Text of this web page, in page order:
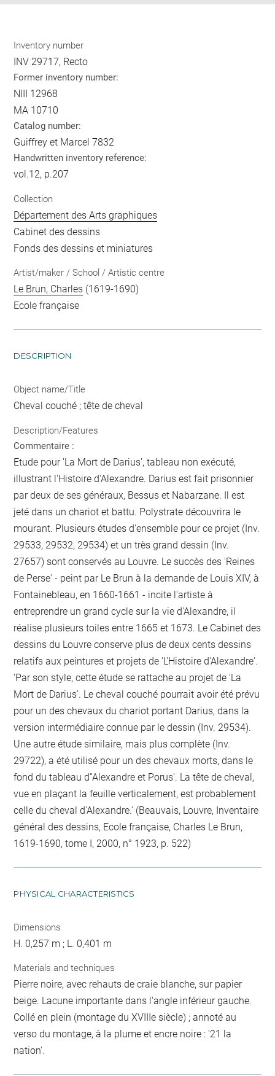
Inventory number
INV 29717, Recto
Former inventory number:
NIII 12968
MA 10710
Catalog number:
Guiffrey et Marcel 7832
Handwritten inventory reference:
vol.12, p.207
Collection
Département des Arts graphiques
Cabinet des dessins
Fonds des dessins et miniatures
Artist/maker / School / Artistic centre
Le Brun, Charles (1619-1690)
Ecole française
DESCRIPTION
Object name/Title
Cheval couché ; tête de cheval
Description/Features
Commentaire :
Etude pour 'La Mort de Darius', tableau non exécuté,
illustrant l'Histoire d'Alexandre. Darius est fait prisonnier
par deux de ses généraux, Bessus et Nabarzane. Il est
jeté dans un chariot et battu. Polystrate découvrira le
mourant. Plusieurs études d'ensemble pour ce projet (Inv.
29533, 29532, 29534) et un très grand dessin (Inv.
27657) sont conservés au Louvre. Le succès des 'Reines
de Perse' - peint par Le Brun à la demande de Louis XIV, à
Fontainebleau, en 1660-1661 - incite l'artiste à
entreprendre un grand cycle sur la vie d'Alexandre, il
réalise plusieurs toiles entre 1665 et 1673. Le Cabinet des
dessins du Louvre conserve plus de deux cents dessins
relatifs aux peintures et projets de 'L'Histoire d'Alexandre'.
'Par son style, cette étude se rattache au projet de 'La
Mort de Darius'. Le cheval couché pourrait avoir été prévu
pour un des chevaux du chariot portant Darius, dans la
version intermédiaire connue par le dessin (Inv. 29534).
Une autre étude similaire, mais plus complète (Inv.
29722), a été utilisé pour un des chevaux morts, dans le
fond du tableau d''Alexandre et Porus'. La tête de cheval,
vue en plaçant la feuille verticalement, est probablement
celle du cheval d'Alexandre.' (Beauvais, Louvre, Inventaire
général des dessins, Ecole française, Charles Le Brun,
1619-1690, tome I, 2000, n° 1923, p. 522)
PHYSICAL CHARACTERISTICS
Dimensions
H. 0,257 m ; L. 0,401 m
Materials and techniques
Pierre noire, avec rehauts de craie blanche, sur papier
beige. Lacune importante dans l'angle inférieur gauche.
Collé en plein (montage du XVIIIe siècle) ; annoté au
verso du montage, à la plume et encre noire : '21 la
nation'.